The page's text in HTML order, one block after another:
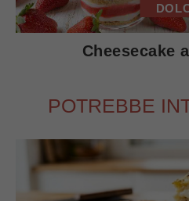
Cheesecake
POTREBBE